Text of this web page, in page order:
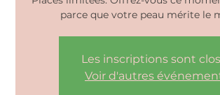
parce que votre peau mérite le
Les inscriptions sont
Voir d'autres